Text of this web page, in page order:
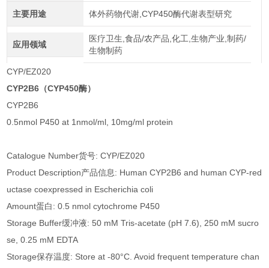
主要用途 体外药物代谢,CYP450酶代谢表型研究
应用领域
医疗卫生,食品/农产品,化工,生物产业,制药/
生物制药
CYP/EZ020
CYP2B6（CYP450酶）
CYP2B6
0.5nmol P450 at 1nmol/ml, 10mg/ml protein
Catalogue Number货号: CYP/EZ020
Product Description产品信息: Human CYP2B6 and human CYP-red
uctase coexpressed in Escherichia coli
Amount蛋白: 0.5 nmol cytochrome P450
Storage Buffer缓冲液: 50 mM Tris-acetate (pH 7.6), 250 mM sucro
se, 0.25 mM EDTA
Storage保存温度: Store at -80°C. Avoid frequent temperature chan